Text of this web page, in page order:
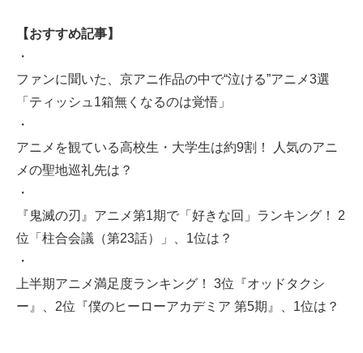
【おすすめ記事】
・
ファンに聞いた、京アニ作品の中で“泣ける”アニメ3選
「ティッシュ1箱無くなるのは覚悟」
・
アニメを観ている高校生・大学生は約9割！ 人気のアニ
メの聖地巡礼先は？
・
『鬼滅の刃』アニメ第1期で「好きな回」ランキング！ 2
位「柱合会議（第23話）」、1位は？
・
上半期アニメ満足度ランキング！ 3位『オッドタクシ
ー』、2位『僕のヒーローアカデミア 第5期』、1位は？